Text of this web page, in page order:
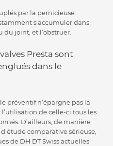
par la pernicieuse
s’accumuler dans
du joint, et l’obstruer.
Presta sont
dans le
préventif n’épargne pas la
l’utilisation de celle-ci tous les
D’ailleurs, de manière
comparative sérieuse,
de DH DT Swiss actuelles